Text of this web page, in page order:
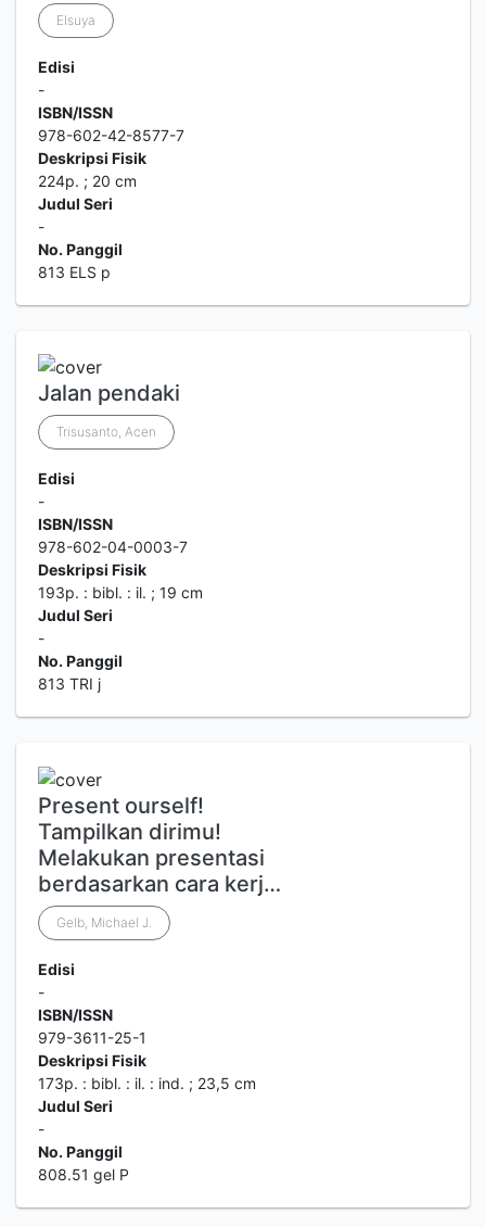
Elsuya
Edisi
-
ISBN/ISSN
978-602-42-8577-7
Deskripsi Fisik
224p. ; 20 cm
Judul Seri
-
No. Panggil
813 ELS p
Jalan pendaki
Trisusanto, Acen
Edisi
-
ISBN/ISSN
978-602-04-0003-7
Deskripsi Fisik
193p. : bibl. : il. ; 19 cm
Judul Seri
-
No. Panggil
813 TRI j
Present ourself!
Tampilkan dirimu!
Melakukan presentasi
berdasarkan cara kerj…
Gelb, Michael J.
Edisi
-
ISBN/ISSN
979-3611-25-1
Deskripsi Fisik
173p. : bibl. : il. : ind. ; 23,5 cm
Judul Seri
-
No. Panggil
808.51 gel P